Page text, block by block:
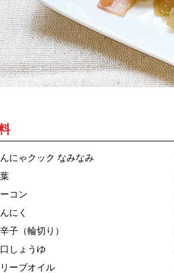
にゃクック なみなみ
コン
にく
子（輪切り）
しょうゆ
ーブオイル